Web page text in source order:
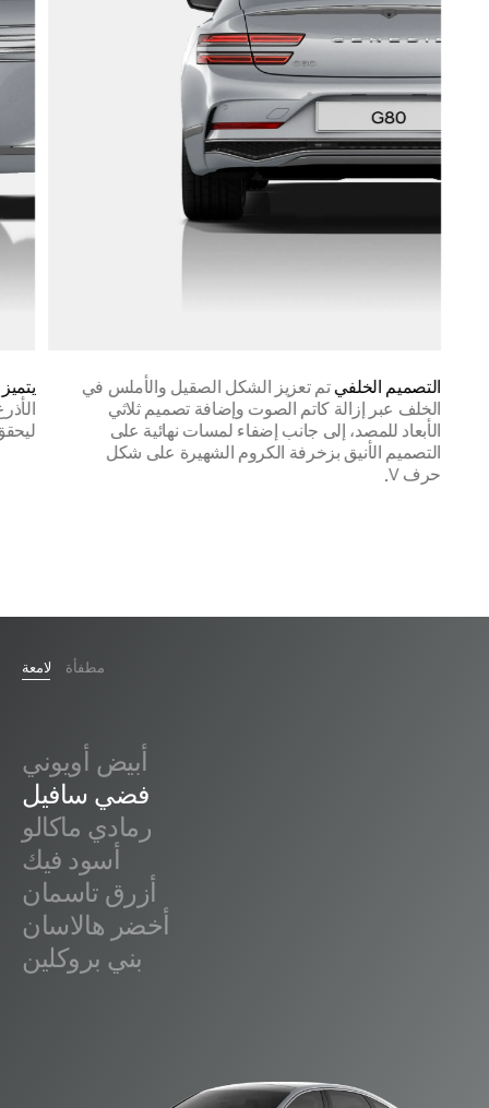
التصميم الخلفيتم تعزيز الشكل الصقيل والأملس في
الخلف عبر إزالة كاتم الصوت وإضافة تصميم ثلاثي
الأبعاد للمصد، إلى جانب إضفاء لمسات نهائية على
التصميم الأنيق بزخرفة الكروم الشهيرة على شكل
حرف V.
أبيض أويوني
فضي سافيل
رمادي ماكالو
أسود فيك
أزرق تاسمان
أخضر هالاسان
بني بروكلين
لامعة مطفأة